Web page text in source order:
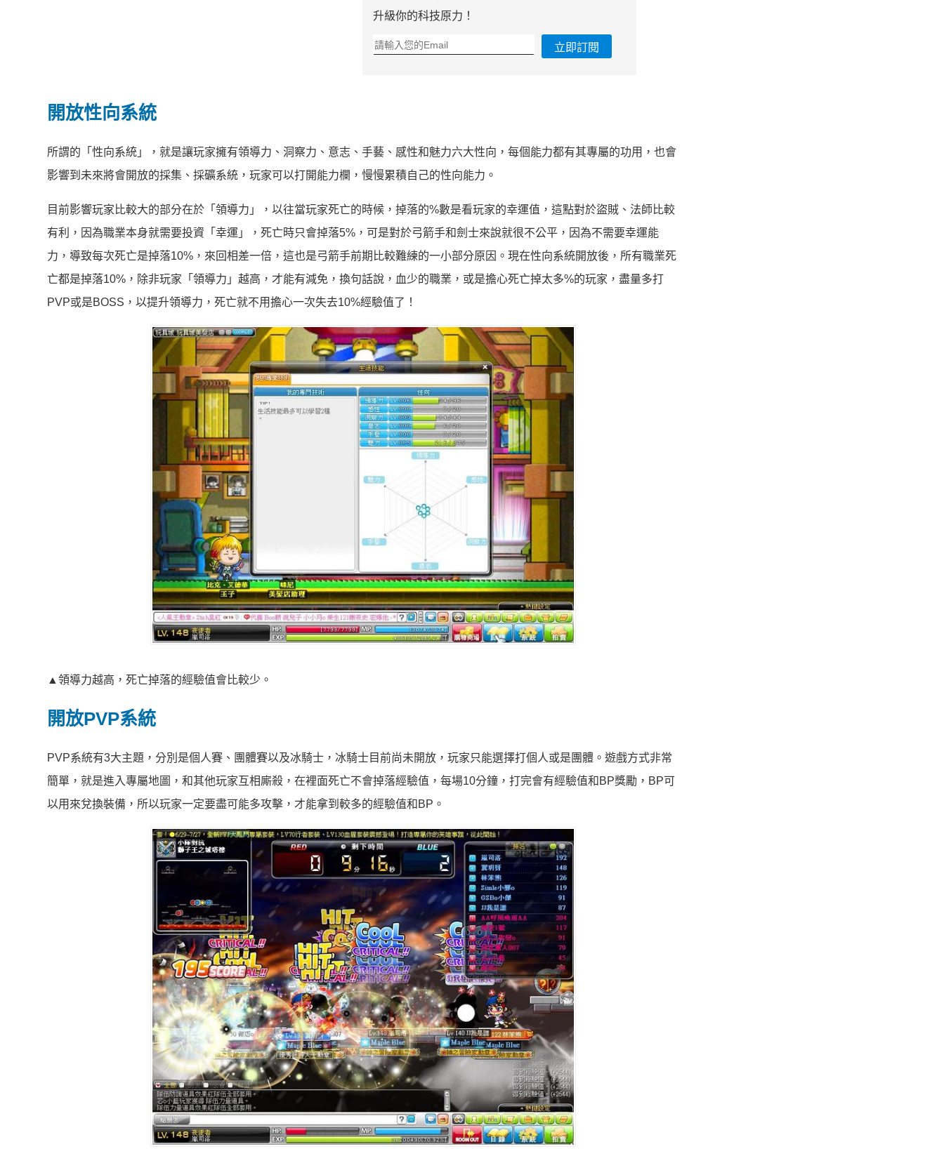
升級你的科技原力！
立即訂閱
開放性向系統
所謂的「性向系統」，就是讓玩家擁有領導力、洞察力、意志、手藝、感性和魅力六大性向，每個能力都有其專屬的功用，也會
影響到未來將會開放的採集、採礦系統，玩家可以打開能力欄，慢慢累積自己的性向能力。
目前影響玩家比較大的部分在於「領導力」，以往當玩家死亡的時候，掉落的%數是看玩家的幸運值，這點對於盜賊、法師比較
有利，因為職業本身就需要投資「幸運」，死亡時只會掉落5%，可是對於弓箭手和劍士來說就很不公平，因為不需要幸運能
力，導致每次死亡是掉落10%，來回相差一倍，這也是弓箭手前期比較難練的一小部分原因。現在性向系統開放後，所有職業死
亡都是掉落10%，除非玩家「領導力」越高，才能有減免，換句話說，血少的職業，或是擔心死亡掉太多%的玩家，盡量多打
PVP或是BOSS，以提升領導力，死亡就不用擔心一次失去10%經驗值了！
▲領導力越高，死亡掉落的經驗值會比較少。
開放PVP系統
PVP系統有3大主題，分別是個人賽、團體賽以及冰騎士，冰騎士目前尚未開放，玩家只能選擇打個人或是團體。遊戲方式非常
簡單，就是進入專屬地圖，和其他玩家互相廝殺，在裡面死亡不會掉落經驗值，每場10分鐘，打完會有經驗值和BP獎勵，BP可
以用來兌換裝備，所以玩家一定要盡可能多攻擊，才能拿到較多的經驗值和BP。